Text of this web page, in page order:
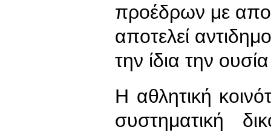
προέδρων με
αποτελεί
την ίδια την
Η αθλητική
συστηματική